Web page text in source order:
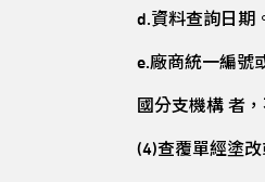
d.資料查詢日期
e.廠商統一編號
國分支機構 者
(4)查覆單經塗